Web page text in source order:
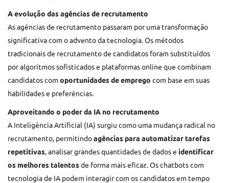
A evolução das agências de recrutamento
As agências de recrutamento passaram por uma transformação
significativa com o advento da tecnologia. Os métodos
tradicionais de recrutamento de candidatos foram substituídos
por algoritmos sofisticados e plataformas online que combinam
candidatos com oportunidades de emprego com base em suas
habilidades e preferências.
Aproveitando o poder da IA no recrutamento
A Inteligência Artificial (IA) surgiu como uma mudança radical no
recrutamento, permitindoagências para automatizar tarefas
repetitivas, analisar grandes quantidades de dados e identificar
os melhores talentosde forma mais eficaz. Os chatbots com
tecnologia de IA podem interagir com os candidatos em tempo